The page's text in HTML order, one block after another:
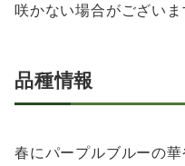
咲かない場合がございま
品種情報
春にパープルブルーの